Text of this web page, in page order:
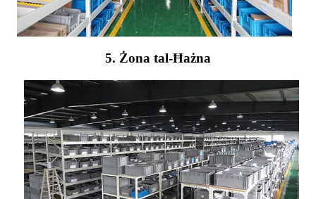
5. Żona tal-Ħażna